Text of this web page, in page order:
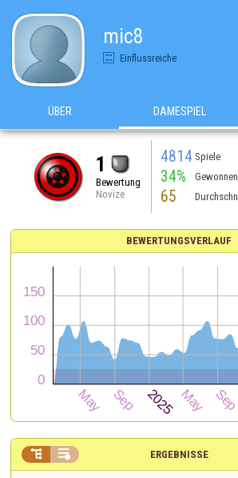
mic8
Einflussreiche
ÜBER DAMESPIEL
1
Bewertung
Novize
4814 Spiele
34% Gewonnen
65
BEWERTUNGSVERLAUF
ERGEBNISSE
 